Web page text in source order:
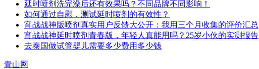
延时喷剂洗完澡后还有效果吗？不同品牌不同影响！
如何通过自慰，测试延时喷剂的有效性？
宵战战神版喷剂真实用户反馈大公开：我用三个月收集的评价汇总
宵战战神延时喷剂青春版，年轻人真能用吗？25岁小伙的实测报告
去泰国做试管婴儿需要多少费用多少钱
青山网